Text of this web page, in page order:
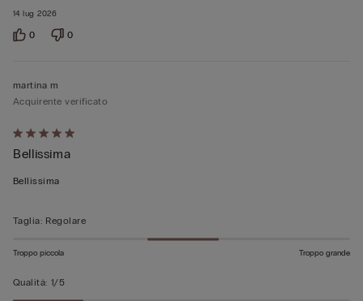
14 lug 2026
0 0
Valutato
5
su
martina m
Acquirente verificato
Bellissima
Bellissima
Taglia: Regolare
Troppo piccola Troppo grande
Qualità: 1/5